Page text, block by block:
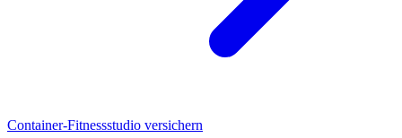
Container-Fitnessstudio versichern